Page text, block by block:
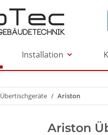
Installation
Übertischgeräte Ariston
Ariston